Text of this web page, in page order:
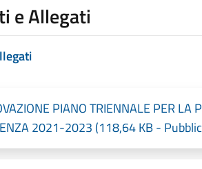
e Allegati
PIANO TRIENNALE PER LA
2021-2023 (118,64 KB -